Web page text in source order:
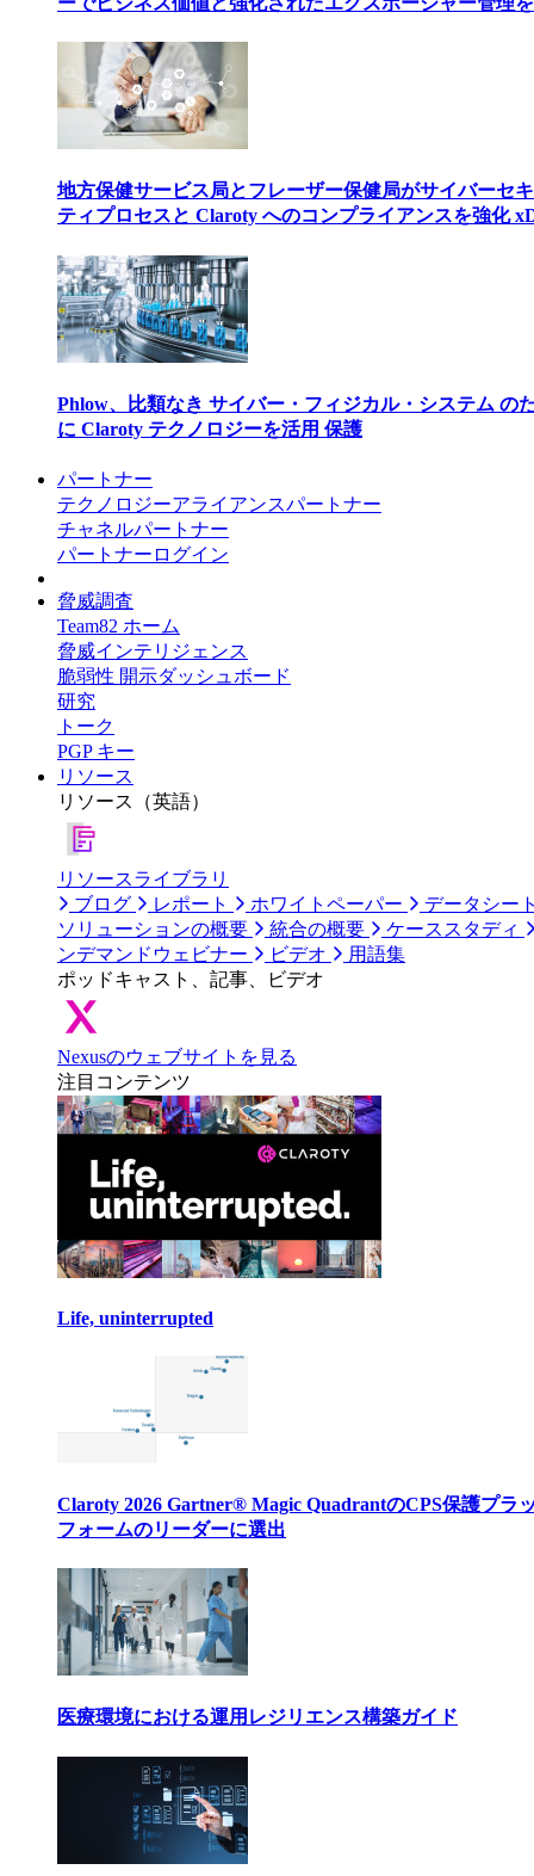
地方保健サービス局とフレーザー保健局がサイバーセ
ティプロセスと Claroty へのコンプライアンスを強化
Phlow、比類なき サイバー・フィジカル・システム の
に Claroty テクノロジーを活用 保護
パートナー
テクノロジーアライアンスパートナー
チャネルパートナー
パートナーログイン
脅威調査
Team82 ホーム
脅威インテリジェンス
脆弱性 開示ダッシュボード
研究
トーク
PGP キー
リソース
リソース（英語）
リソースライブラリ
ブログ
レポート ホワイトペーパー
データシー
ソリューションの概要
統合の概要
ケーススタディ
ンデマンドウェビナー
ビデオ
用語集
ポッドキャスト、記事、ビデオ
Nexusのウェブサイトを見る
注目コンテンツ
Life, uninterrupted
Claroty 2026 Gartner® Magic QuadrantのCPS保護プラ
フォームのリーダーに選出
医療環境における運用レジリエンス構築ガイド